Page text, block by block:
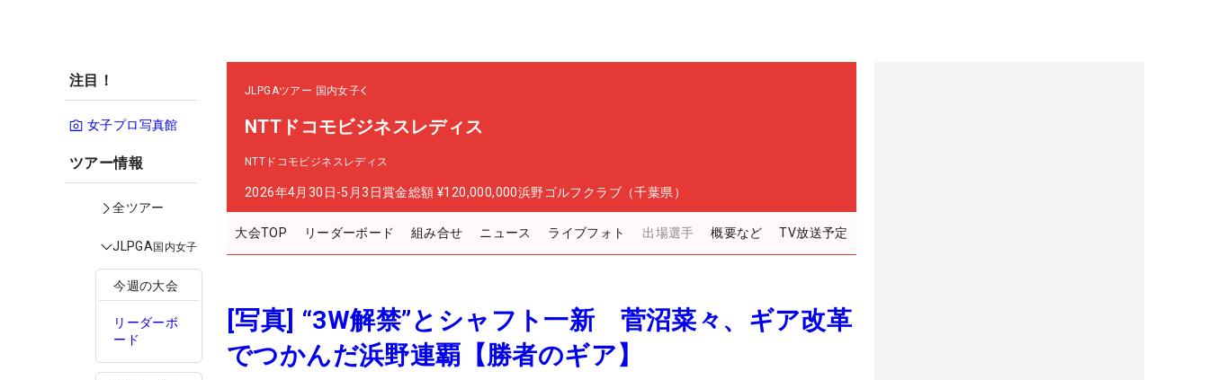
注目！
女子プロ写真館
ツアー情報
全ツアー
JLPGA国内女子
今週の大会
リーダーボ
ード
JLPGAツアー 国内女子
NTTドコモビジネスレディス
NTTドコモビジネスレディス
2026年4月30日-5月3日賞金総額 ¥120,000,000浜野ゴルフクラブ（千葉県）
大会TOP リーダーボード 組み合せ ニュース ライブフォト 出場選手 概要など TV放送予定
[写真] “3W解禁”とシャフト一新 菅沼菜々、ギア改革
でつかんだ浜野連覇【勝者のギア】